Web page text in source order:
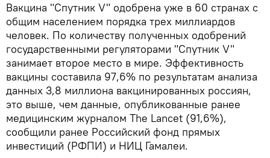
Вакцина "Спутник V" одобрена уже в 60 странах с
общим населением порядка трех миллиардов
человек. По количеству полученных одобрений
государственными регуляторами "Спутник V"
занимает второе место в мире. Эффективность
вакцины составила 97,6% по результатам анализа
данных 3,8 миллиона вакцинированных россиян,
это выше, чем данные, опубликованные ранее
медицинским журналом The Lancet (91,6%),
сообщили ранее Российский фонд прямых
инвестиций (РФПИ) и НИЦ Гамалеи.